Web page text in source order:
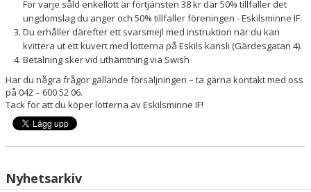
För varje såld enkellott är förtjänsten 38 kr där 50% tillfaller det
ungdomslag du anger och 50% tillfaller föreningen - Eskilsminne IF.
Du erhåller därefter ett svarsmejl med instruktion när du kan
kvittera ut ett kuvert med lotterna på Eskils kansli (Gärdesgatan 4).
Betalning sker vid uthämtning via Swish
Har du några frågor gällande försäljningen – ta gärna kontakt med oss
på 042 – 600 52 06.
Tack för att du köper lotterna av Eskilsminne IF!
Nyhetsarkiv